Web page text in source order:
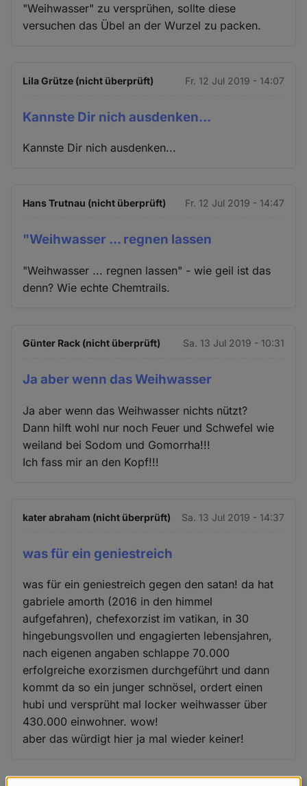
"Weihwasser" zu versprühen, sollte diese
versuchen das Übel an der Wurzel zu packen.
Lila Grütze (nicht überprüft) Fr. 12 Jul 2019 - 14:07
Kannste Dir nich ausdenken...
Kannste Dir nich ausdenken...
Hans Trutnau (nicht überprüft) Fr. 12 Jul 2019 - 14:47
"Weihwasser ... regnen lassen
"Weihwasser ... regnen lassen" - wie geil ist das
denn? Wie echte Chemtrails.
Günter Rack (nicht überprüft) Sa. 13 Jul 2019 - 10:31
Ja aber wenn das Weihwasser
Ja aber wenn das Weihwasser nichts nützt?
Dann hilft wohl nur noch Feuer und Schwefel wie
weiland bei Sodom und Gomorrha!!!
Ich fass mir an den Kopf!!!
kater abraham (nicht überprüft) Sa. 13 Jul 2019 - 14:37
was für ein geniestreich
was für ein geniestreich gegen den satan! da hat
gabriele amorth (2016 in den himmel
aufgefahren), chefexorzist im vatikan, in 30
hingebungsvollen und engagierten lebensjahren,
nach eigenen angaben schlappe 70.000
erfolgreiche exorzismen durchgeführt und dann
kommt da so ein junger schnösel, ordert einen
hubi und versprüht mal locker weihwasser über
430.000 einwohner. wow!
aber das würdigt hier ja mal wieder keiner!